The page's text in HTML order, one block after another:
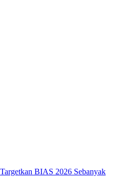
BIAS 2026 Sebanyak